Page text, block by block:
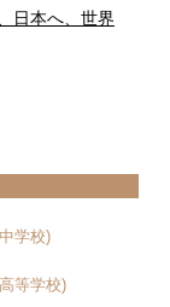
日本へ、世界
学校)
等学校)